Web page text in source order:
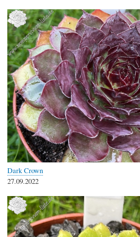
Dark Crown
27.09.2022